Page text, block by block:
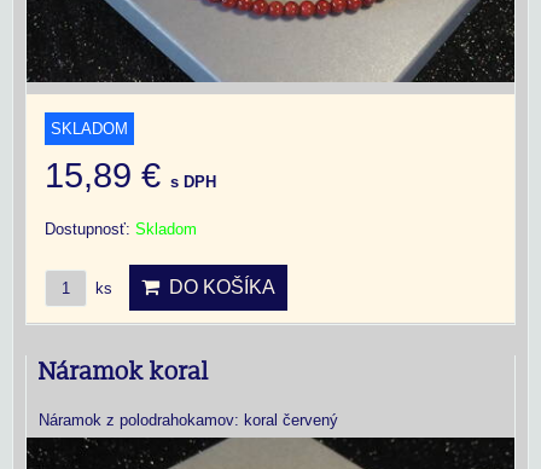
SKLADOM
15,89 € s DPH
Dostupnosť: Skladom
ks DO KOŠÍKA
Náramok koral
Náramok z polodrahokamov: koral červený